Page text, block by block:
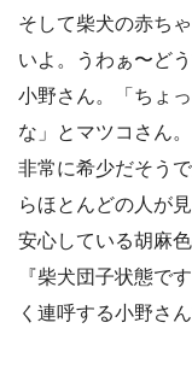
そして柴犬の赤ち
いよ。うわぁ〜ど
小野さん。「ちょ
な」とマツコさん
非常に希少だそう
らほとんどの人が
安心している胡麻
『柴犬団子状態で
く連呼する小野さん